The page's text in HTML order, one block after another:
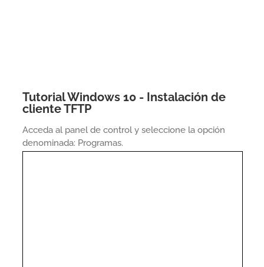
Tutorial Windows 10 - Instalación de
cliente TFTP
Acceda al panel de control y seleccione la opción
denominada: Programas.